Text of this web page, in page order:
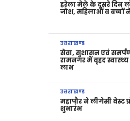
हरेला मेले के दूसरे दिन
जोश, महिलाओं व बच्चों ने
उत्तराखण्ड
सेवा, सुशासन एवं
रामनगर में वृहद स्वास्थ्य
लाभ
उत्तराखण्ड
महापौर ने लीगेसी वेस्ट
शुभारंभ